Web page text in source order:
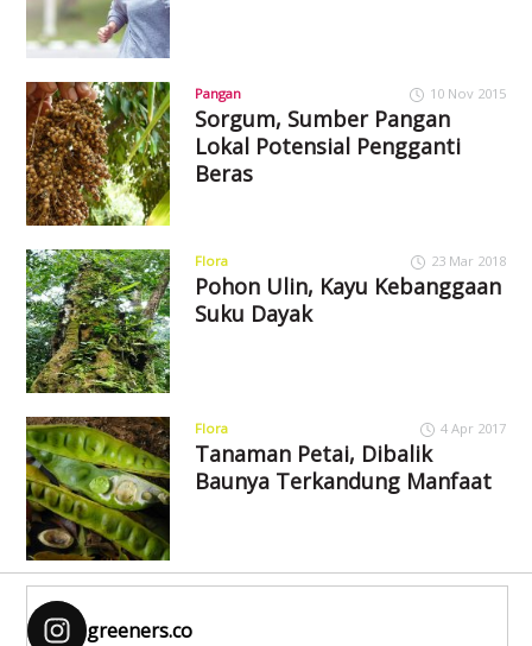
Pangan 10 Nov 2015
Sorgum, Sumber Pangan
Lokal Potensial Pengganti
Beras
Flora 23 Mar 2018
Pohon Ulin, Kayu Kebanggaan
Suku Dayak
Flora 4 Apr 2017
Tanaman Petai, Dibalik
Baunya Terkandung Manfaat
greeners.co